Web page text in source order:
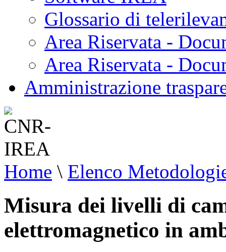
Glossario di
Area Riservata -
Area Riservata -
Amministrazione
Home \ Elenco
Misura dei livelli di
elettromagnetico in